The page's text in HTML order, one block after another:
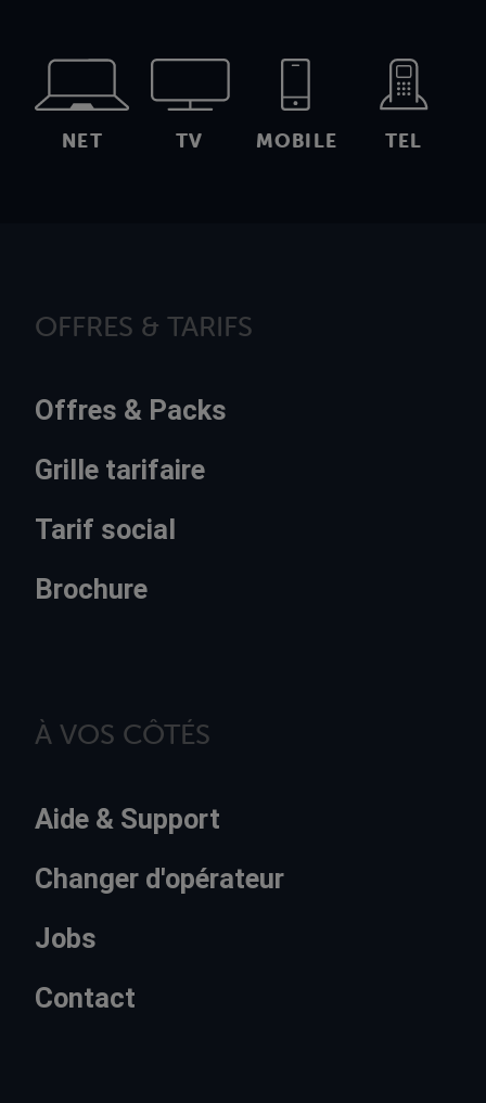
NET TV MOBILE TEL
OFFRES & TARIFS
Offres & Packs
Grille tarifaire
Tarif social
Brochure
À VOS CÔTÉS
Aide & Support
Changer d'opérateur
Jobs
Contact